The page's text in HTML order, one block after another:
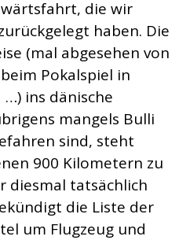
die wir
haben. Die
(mal abgesehen von
Pokalspiel in
ins dänische
mangels Bulli
sind, steht
900 Kilometern zu
diesmal tatsächlich
die Liste der
um Flugzeug und